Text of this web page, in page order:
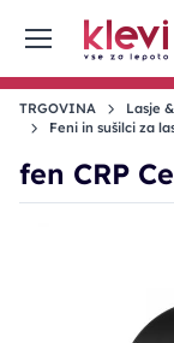
TRGOVINA Lasje
Feni in sušilci za
fen CRP